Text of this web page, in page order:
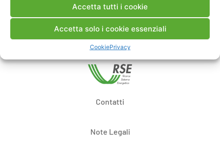
Accetta tutti i cookie
Accetta solo i cookie essenziali
CookiePrivacy
Pubblica un commento
Contatti
Note Legali